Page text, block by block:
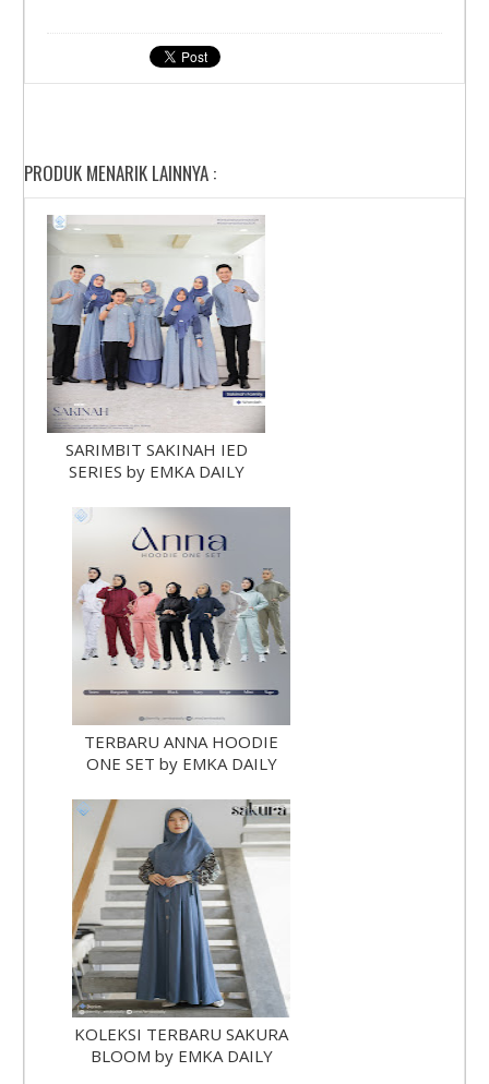
PRODUK MENARIK LAINNYA :
SARIMBIT SAKINAH IED
SERIES by EMKA DAILY
TERBARU ANNA HOODIE
ONE SET by EMKA DAILY
KOLEKSI TERBARU SAKURA
BLOOM by EMKA DAILY